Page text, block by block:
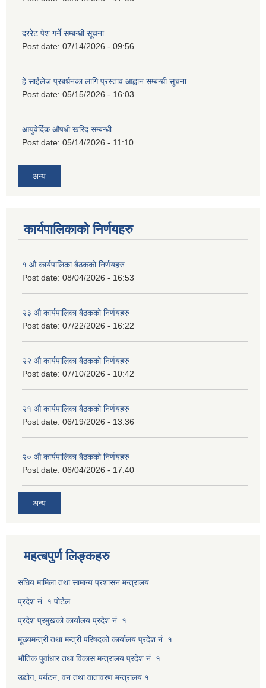
दररेट पेश गर्ने सम्बन्धी सूचना
Post date: 07/14/2026 - 09:56
हे साईलेज प्रबर्धनका लागि प्रस्ताव आह्वान सम्बन्धी सूचना
Post date: 05/15/2026 - 16:03
आयुवेर्दिक औषधी खरिद सम्बन्धी
Post date: 05/14/2026 - 11:10
अन्य
कार्यपालिकाको निर्णयहरु
१ औ कार्यपालिका बैठकको निर्णयहरु
Post date: 08/04/2026 - 16:53
२३ औ कार्यपालिका बैठकको निर्णयहरु
Post date: 07/22/2026 - 16:22
२२ औ कार्यपालिका बैठकको निर्णयहरु
Post date: 07/10/2026 - 10:42
२१ औ कार्यपालिका बैठकको निर्णयहरु
Post date: 06/19/2026 - 13:36
२० औ कार्यपालिका बैठकको निर्णयहरु
Post date: 06/04/2026 - 17:40
अन्य
महत्बपुर्ण लिङ्कहरु
संघिय मामिला तथा सामान्य प्रशासन मन्त्रालय
प्रदेश नं. १ पोर्टल
प्रदेश प्रमुखको कार्यालय प्रदेश नं. १
मूख्यमन्त्री तथा मन्त्री परिषदको कार्यालय प्रदेश नं. १
भौतिक पुर्वाधार तथा विकास मन्त्रालय प्रदेश नं. १
उद्योग, पर्यटन, वन तथा वातावरण मन्त्रालय १